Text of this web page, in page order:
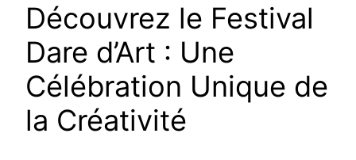
Découvrez le Festival
Dare d’Art : Une
Célébration Unique de
la Créativité